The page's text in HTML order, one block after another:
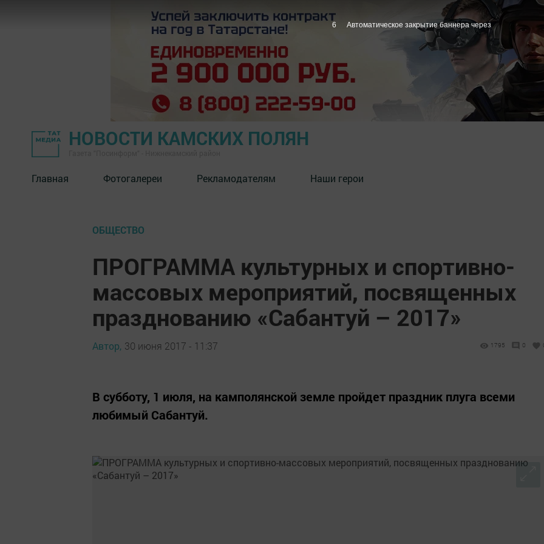
НОВОСТИ КАМСКИХ ПОЛЯН
Главная Фотогалереи Рекламодателям Наши герои
ОБЩЕСТВО
ПРОГРАММА культурных и спортивно-
массовых мероприятий, посвященных
празднованию «Сабантуй – 2017»
Автор, 30 июня 2017 - 11:37 1795 0
В субботу, 1 июля, на камполянской земле пройдет праздник плуга всеми
любимый Сабантуй.
5 Автоматическое закрытие баннера через